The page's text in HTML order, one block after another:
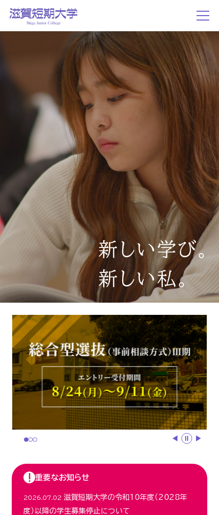
重要なお知らせ
2026.07.02 滋賀短期大学の令和10年度（2028年
度）以降の学生募集停止について